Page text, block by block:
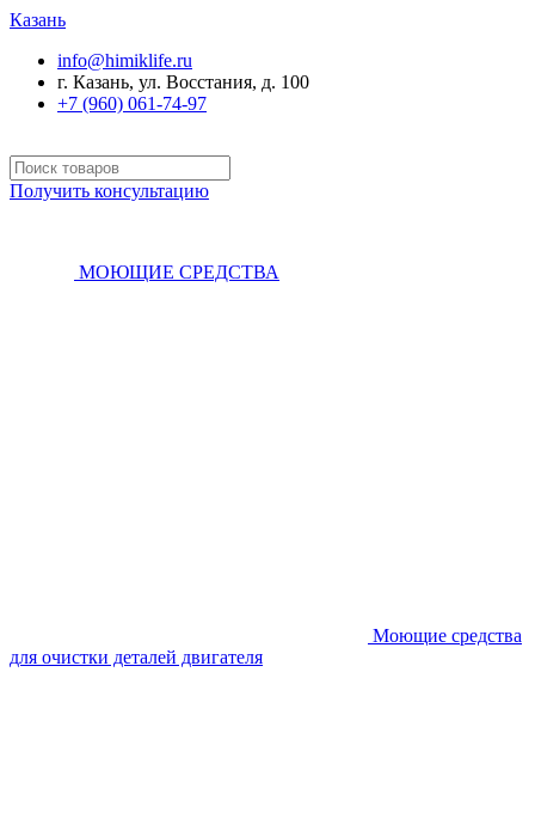
Казань
info@himiklife.ru
г. Казань, ул. Восстания, д. 100
+7 (960) 061-74-97
Получить консультацию
МОЮЩИЕ СРЕДСТВА
Моющие средства
для очистки деталей двигателя